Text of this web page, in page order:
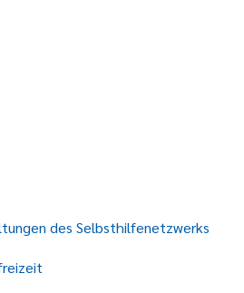
des Selbsthilfenetzwerks